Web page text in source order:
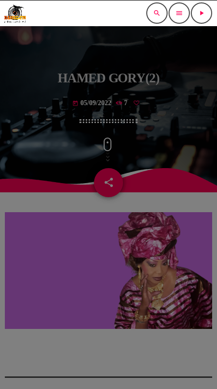
search menu play_arrow
HAMED GORY(2)
today 05/09/2022 7
share
email